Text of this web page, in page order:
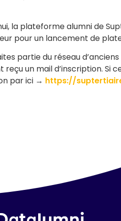
la plateforme alumni de
pour un lancement de
partie du réseau
reçu un mail d’inscription. Si
par ici → https://